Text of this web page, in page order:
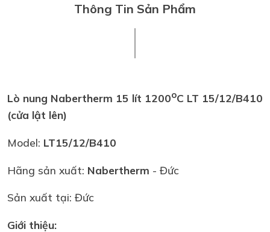
Thông Tin Sản Phẩm
Lò nung Nabertherm 15 lít 1200oC LT 15/12/B410
(cửa lật lên)
Model: LT15/12/B410
Hãng sản xuất: Nabertherm - Đức
Sản xuất tại: Đức
Giới thiệu: